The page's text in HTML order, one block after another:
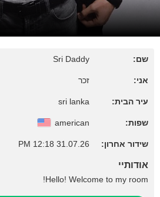
שם: Sri Daddy
אני: זכר
עיר הבית: sri lanka
שפות: american
שידור אחרון: 31.07.26 12:18 PM
אודותיי
Hello! Welcome to my room!